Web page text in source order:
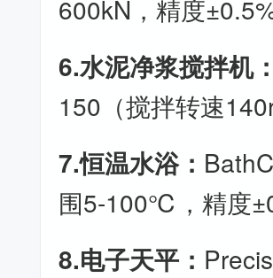
600kN，精度±0.5%
6.水泥净浆搅拌机：
150（搅拌转速
7.恒温水浴：
围5-100℃，精度
8.电子天平：